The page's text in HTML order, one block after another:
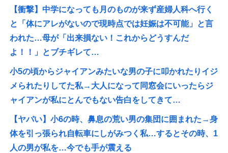
【衝撃】中学になっても月のものが来ず産婦人科へ行く
と「体にアレがないので現時点では妊娠は不可能」と言
われた…母が「出来損ない！これからどうすんだ
よ！！」とブチギレて…
小5の頃からジャイアンみたいな男の子に叩かれたりイジ
メられたりしてた私→大人になって同窓会にいったらジ
ャイアンが私にとんでもない告白をしてきて…
【ヤバい】小6の時、鼻息の荒い男の集団に囲まれた→身
体を引っ張られ自転車にしがみつく私…するとその時、1
人の男が私を…今でも手が震える